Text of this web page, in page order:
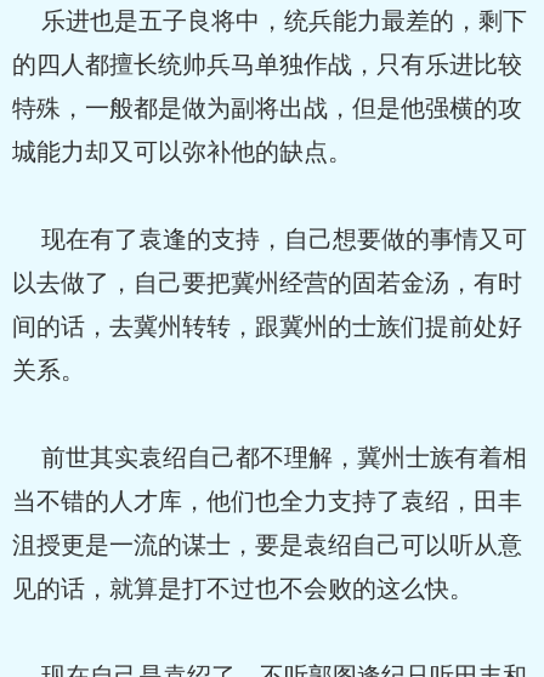
乐进也是五子良将中，统兵能力最差的，剩下
的四人都擅长统帅兵马单独作战，只有乐进比较
特殊，一般都是做为副将出战，但是他强横的攻
城能力却又可以弥补他的缺点。
现在有了袁逢的支持，自己想要做的事情又可
以去做了，自己要把冀州经营的固若金汤，有时
间的话，去冀州转转，跟冀州的士族们提前处好
关系。
前世其实袁绍自己都不理解，冀州士族有着相
当不错的人才库，他们也全力支持了袁绍，田丰
沮授更是一流的谋士，要是袁绍自己可以听从意
见的话，就算是打不过也不会败的这么快。